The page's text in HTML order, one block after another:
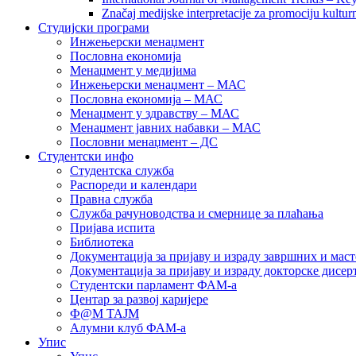
Značaj medijske interpretacije za promociju
Студијски програми
Инжењерски менаџмент
Пословна економија
Менаџмент у медијима
Инжењерски менаџмент – МАС
Пословна економија – МАС
Менаџмент у здравству – МАС
Менаџмент јавних набавки – МАС
Пословни менаџмент – ДС
Студентски инфо
Студентска служба
Распореди и календари
Правна служба
Служба рачуноводства и смернице за плаћања
Пријава испита
Библиотека
Документација за пријаву и израду завршних и
Документација за пријаву и израду докторске
Студентски парламент ФАМ-а
Центар за развој каријере
Ф@М ТАЈМ
Алумни клуб ФАМ-а
Упис